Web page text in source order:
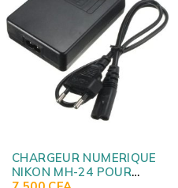
CHARGEUR NUMERIQUE
NIKON MH-24 POUR